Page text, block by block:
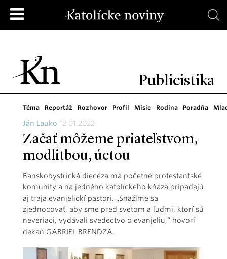
Publicistika
Téma Reportáž Rozhovor Profil Misie Rodina Poradňa
Ján Lauko 12.01.2022
Začať môžeme priateľstvom,
modlitbou, úctou
Banskobystrická diecéza má početné protestantské
komunity a na jedného katolíckeho kňaza pripadajú
aj traja evanjelickí pastori. „Snažíme sa
zjednocovať, aby sme pred svetom a ľuďmi, ktorí sú
neveriaci, vydávali svedectvo o evanjeliu,“ hovorí
dekan GABRIEL BRENDZA.